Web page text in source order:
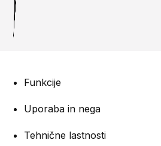
Funkcije
Uporaba in nega
Tehnične lastnosti